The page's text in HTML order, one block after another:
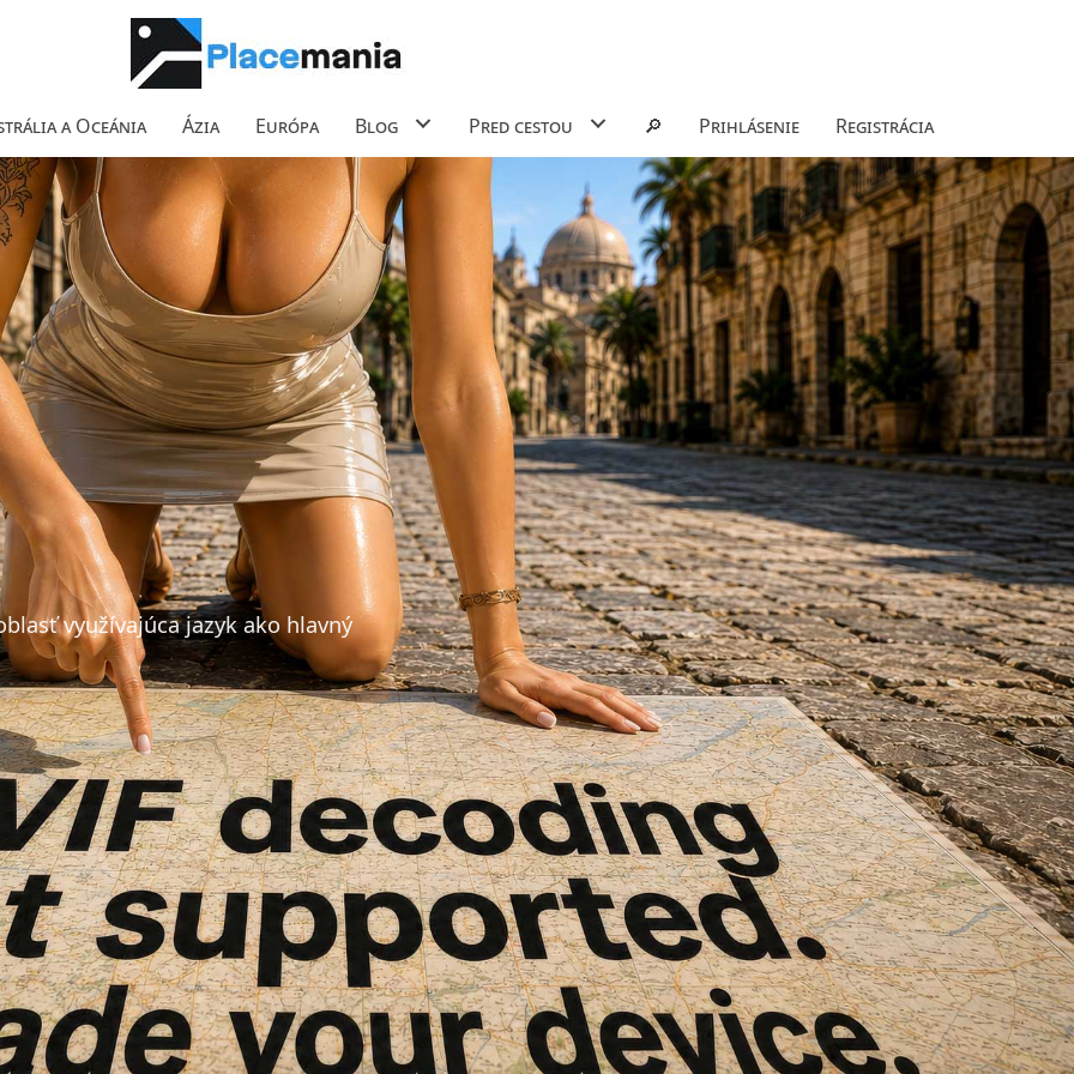
a Oceánia Ázia Európa Blog Pred cestou 🔎 Prihlásenie Registrácia
využívajúca jazyk ako hlavný